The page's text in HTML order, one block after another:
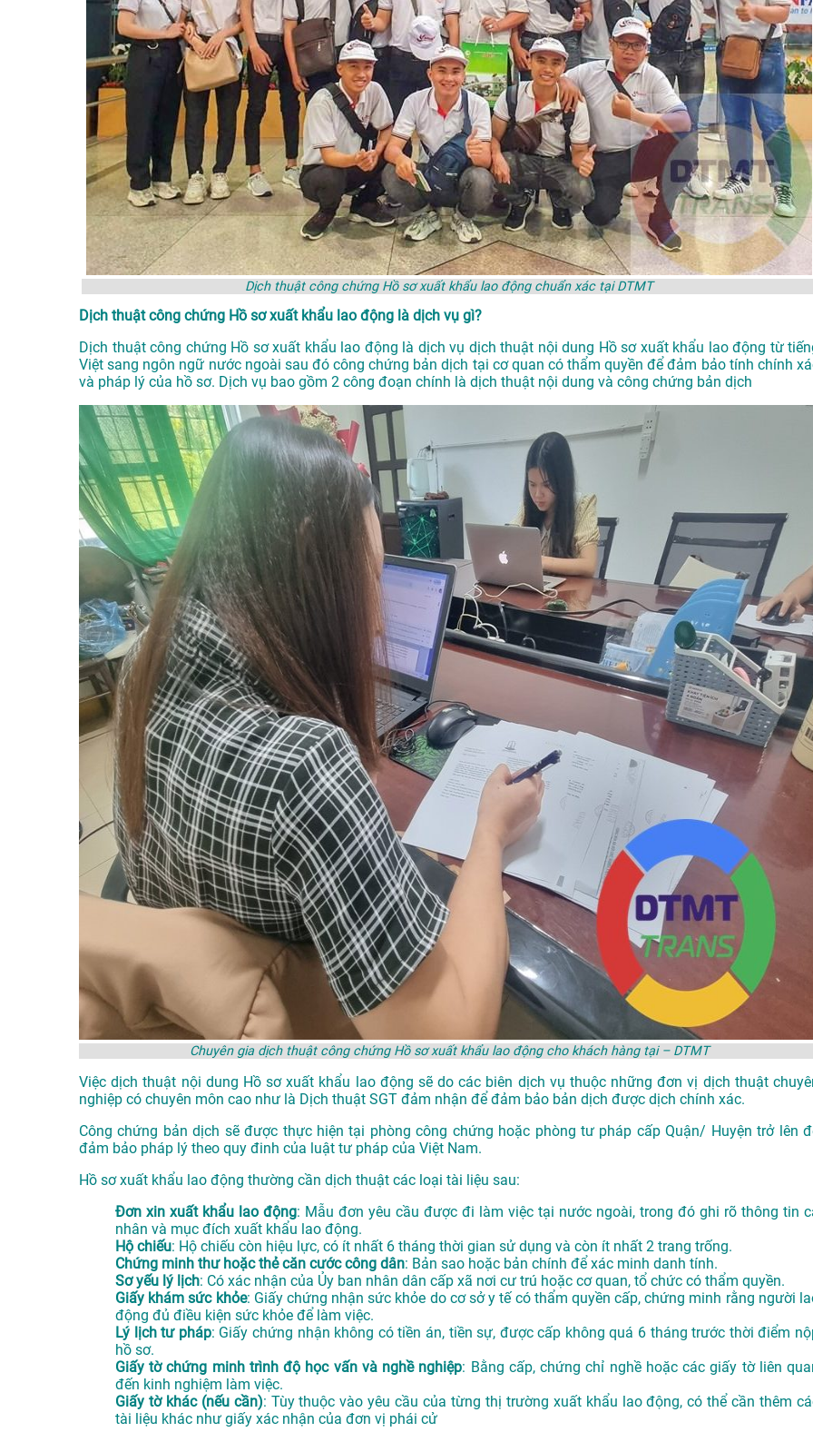
Dịch thuật công chứng Hồ sơ xuất khẩu lao động chuẩn xác tại DTMT
Dịch thuật công chứng Hồ sơ xuất khẩu lao động là dịch vụ gì?
Dịch thuật công chứng Hồ sơ xuất khẩu lao động là dịch vụ dịch thuật nội dung Hồ sơ xuất khẩu lao động từ
Việt sang ngôn ngữ nước ngoài sau đó công chứng bản dịch tại cơ quan có thẩm quyền để đảm bảo tính chính
và pháp lý của hồ sơ. Dịch vụ bao gồm 2 công đoạn chính là dịch thuật nội dung và công chứng bản dịch
Chuyên gia dịch thuật công chứng Hồ sơ xuất khẩu lao động cho khách hàng tại – DTMT
Việc dịch thuật nội dung Hồ sơ xuất khẩu lao động sẽ do các biên dịch vụ thuộc những đơn vị dịch thuật
nghiệp có chuyên môn cao như là Dịch thuật SGT đảm nhận để đảm bảo bản dịch được dịch chính xác.
Công chứng bản dịch sẽ được thực hiện tại phòng công chứng hoặc phòng tư pháp cấp Quận/ Huyện trở lên
đảm bảo pháp lý theo quy đinh của luật tư pháp của Việt Nam.
Hồ sơ xuất khẩu lao động thường cần dịch thuật các loại tài liệu sau:
Đơn xin xuất khẩu lao động: Mẫu đơn yêu cầu được đi làm việc tại nước ngoài, trong đó ghi rõ thông tin
nhân và mục đích xuất khẩu lao động.
Hộ chiếu: Hộ chiếu còn hiệu lực, có ít nhất 6 tháng thời gian sử dụng và còn ít nhất 2 trang trống.
Chứng minh thư hoặc thẻ căn cước công dân: Bản sao hoặc bản chính để xác minh danh tính.
Sơ yếu lý lịch: Có xác nhận của Ủy ban nhân dân cấp xã nơi cư trú hoặc cơ quan, tổ chức có thẩm quyền.
Giấy khám sức khỏe: Giấy chứng nhận sức khỏe do cơ sở y tế có thẩm quyền cấp, chứng minh rằng người
động đủ điều kiện sức khỏe để làm việc.
Lý lịch tư pháp: Giấy chứng nhận không có tiền án, tiền sự, được cấp không quá 6 tháng trước thời điểm
hồ sơ.
Giấy tờ chứng minh trình độ học vấn và nghề nghiệp: Bằng cấp, chứng chỉ nghề hoặc các giấy tờ liên
đến kinh nghiệm làm việc.
Giấy tờ khác (nếu cần): Tùy thuộc vào yêu cầu của từng thị trường xuất khẩu lao động, có thể cần thêm
tài liệu khác như giấy xác nhận của đơn vị phái cử